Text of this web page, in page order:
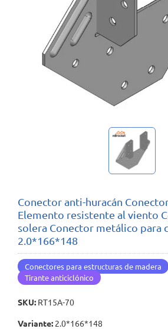
Conector anti-huracán
Elemento resistente al viento
solera Conector metálico para
2.0*166*148
Conectores para estructuras de madera
Tirante anticiclónico
SKU: RT15A-70
Variante: 2.0*166*148